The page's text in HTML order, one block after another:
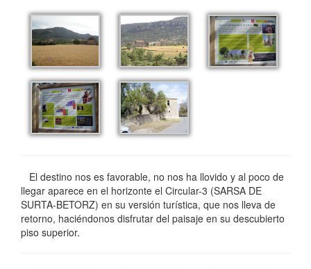
El destino nos es favorable, no nos ha llovido y al poco de
llegar aparece en el horizonte el Circular-3 (SARSA DE
SURTA-BETORZ) en su versión turística, que nos lleva de
retorno, haciéndonos disfrutar del paisaje en su descubierto
piso superior.